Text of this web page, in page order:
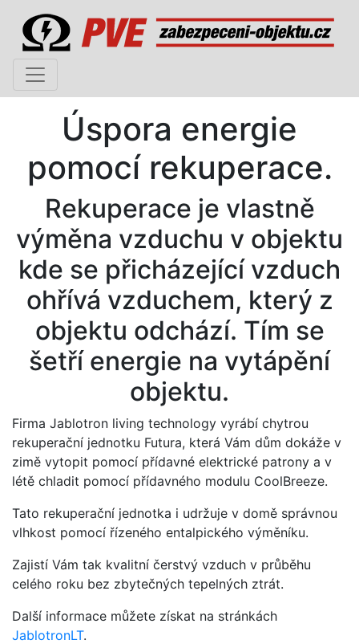
Úspora energie
pomocí rekuperace.
Rekuperace je vlastně
výměna vzduchu v objektu
kde se přicházející vzduch
ohřívá vzduchem, který z
objektu odchází. Tím se
šetří energie na vytápění
objektu.
Firma Jablotron living technology vyrábí chytrou
rekuperační jednotku Futura, která Vám dům dokáže v
zimě vytopit pomocí přídavné elektrické patrony a v
létě chladit pomocí přídavného modulu CoolBreeze.
Tato rekuperační jednotka i udržuje v domě správnou
vlhkost pomocí řízeného entalpického výměníku.
Zajistí Vám tak kvalitní čerstvý vzduch v průběhu
celého roku bez zbytečných tepelných ztrát.
Další informace můžete získat na stránkách
JablotronLT.